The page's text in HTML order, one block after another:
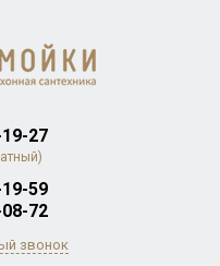
27
59
72
звонок